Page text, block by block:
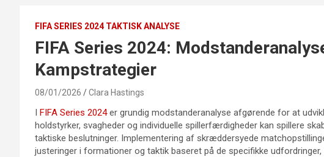
FIFA SERIES 2024 TAKTISK ANALYSE
FIFA Series 2024:
Kampstrategier
08/01/2026 Clara Hastings
I FIFA Series 2024er grundig modstanderanalyse afgørende for at
holdstyrker, svagheder og individuelle spillerfærdigheder kan spillere
taktiske beslutninger. Implementering af skræddersyede
justeringer i formationer og taktik baseret på de specifikke